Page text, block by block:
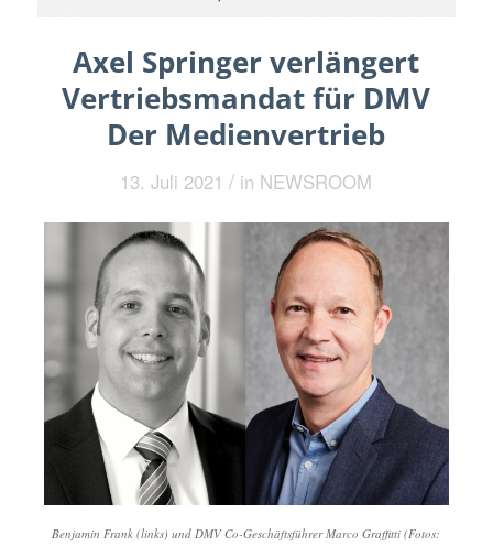
Axel Springer verlängert
Vertriebsmandat für DMV
Der Medienvertrieb
13. Juli 2021 / in NEWSROOM
Benjamin Frank (links) und DMV Co-Geschäftsführer Marco Graffitti (Fotos: